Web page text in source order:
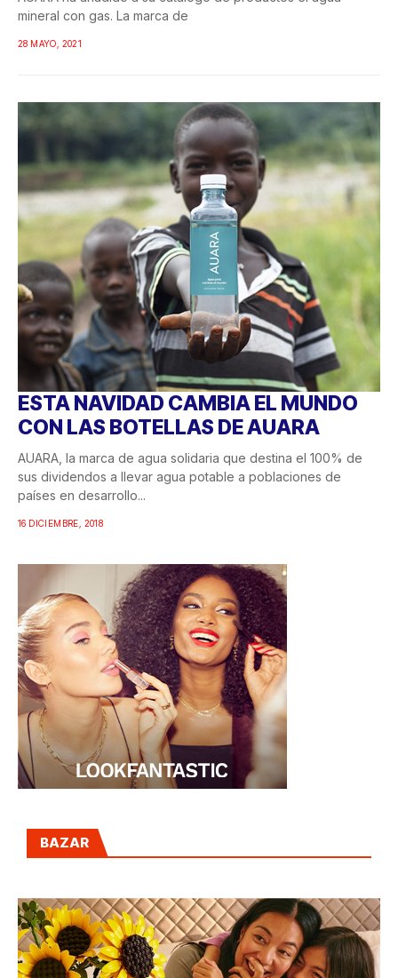
mineral con gas. La marca de
28 MAYO, 2021
ESTA NAVIDAD CAMBIA EL MUNDO
CON LAS BOTELLAS DE AUARA
AUARA, la marca de agua solidaria que destina el 100% de
sus dividendos a llevar agua potable a poblaciones de
países en desarrollo...
16 DICIEMBRE, 2018
BAZAR